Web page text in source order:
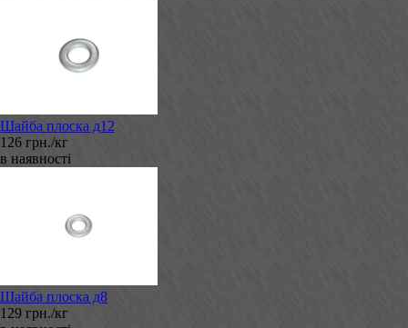
Шайба плоска д12
126 грн./кг
в наявності
Шайба плоска д8
129 грн./кг